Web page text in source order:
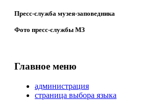
Пресс-служба музея-заповедника
Фото пресс-службы МЗ
Главное меню
администрация
страница выбора языка